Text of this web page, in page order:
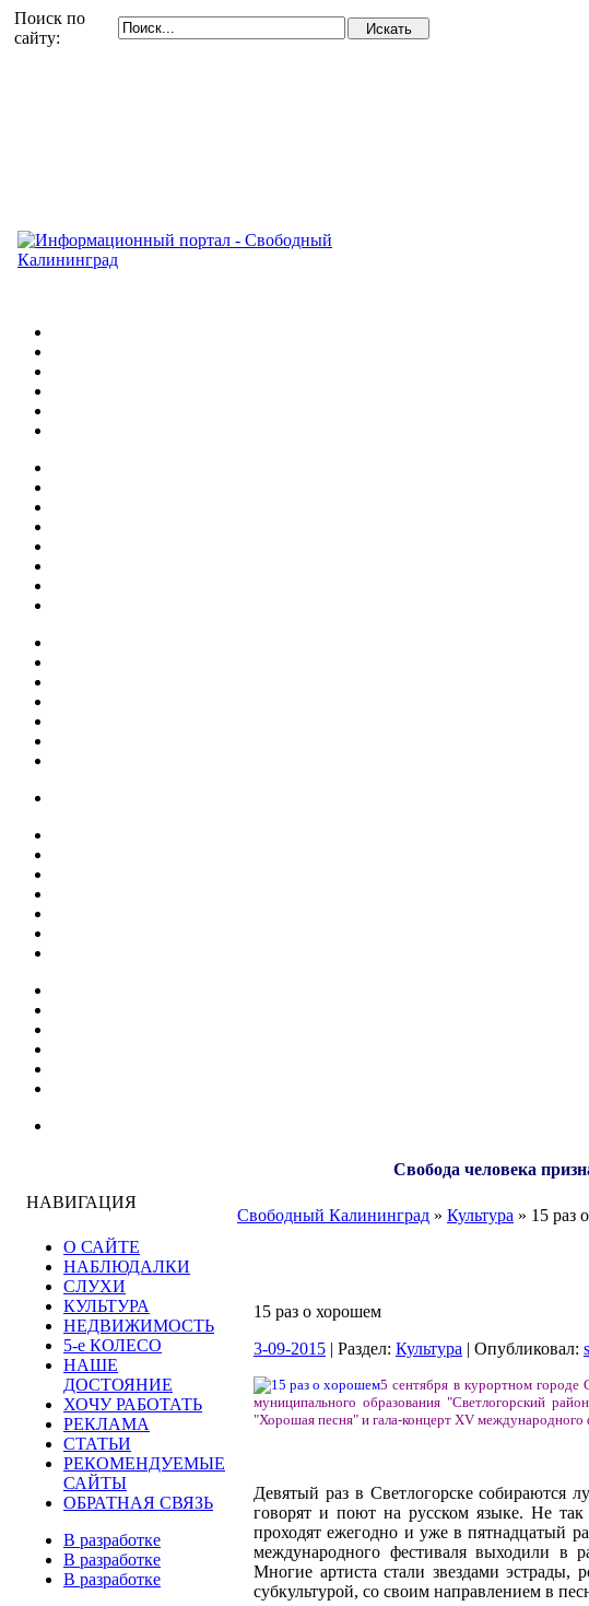
Поиск по
сайту:
Свобода человека
НАВИГАЦИЯ
О САЙТЕ
НАБЛЮДАЛКИ
СЛУХИ
КУЛЬТУРА
НЕДВИЖИМОСТЬ
5-е КОЛЕСО
НАШЕ
ДОСТОЯНИЕ
ХОЧУ РАБОТАТЬ
РЕКЛАМА
СТАТЬИ
РЕКОМЕНДУЕМЫЕ
САЙТЫ
ОБРАТНАЯ СВЯЗЬ
В разработке
В разработке
В разработке
Свободный Калининград » Культура » 15 раз
15 раз о хорошем
3-09-2015 | Раздел: Культура | Опубликовал:
5 сентября в курортном городе
муниципального образования "Светлогорский
"Хорошая песня" и гала-концерт XV международного
Девятый раз в Светлогорске собираются
говорят и поют на русском языке. Не так
проходят ежегодно и уже в пятнадцатый
международного фестиваля выходили в
Многие артиста стали звездами эстрады,
субкультурой, со своим направлением в